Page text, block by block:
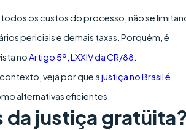
os custos do processo, não se
periciais e demais taxas. Porquém, é
no Artigo 5º, LXXIV da CR/88
veja por que ajustiça no Brasil é
alternativas eficientes.
justiça